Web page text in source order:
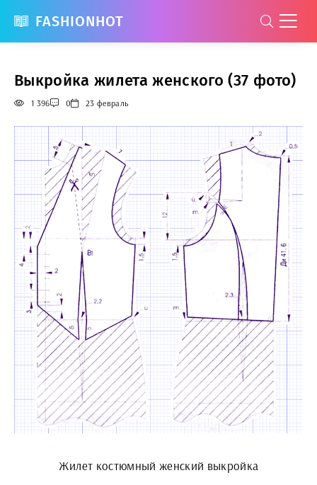
FASHIONHOT
Выкройка жилета женского (37 фото)
1 396 0 23 февраль
Жилет костюмный женский выкройка